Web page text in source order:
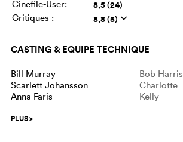
Cinefile-User: 8,5 (24)
Critiques : 8,8 (5) q
CASTING & EQUIPE TECHNIQUE
Bill Murray
Bob Harris
Scarlett Johansson
Charlotte
Anna Faris
Kelly
PLUS>